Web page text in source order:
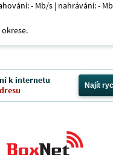
- Mb/s | nahrávání: -
k internetu
Najít